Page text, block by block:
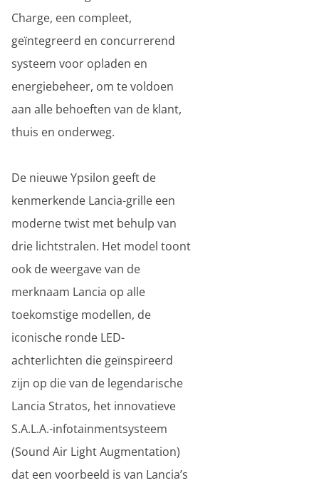
Charge, een compleet,
geïntegreerd en concurrerend
systeem voor opladen en
energiebeheer, om te voldoen
aan alle behoeften van de klant,
thuis en onderweg.
De nieuwe Ypsilon geeft de
kenmerkende Lancia-grille een
moderne twist met behulp van
drie lichtstralen. Het model toont
ook de weergave van de
merknaam Lancia op alle
toekomstige modellen, de
iconische ronde LED-
achterlichten die geïnspireerd
zijn op die van de legendarische
Lancia Stratos, het innovatieve
S.A.L.A.-infotainmentsysteem
(Sound Air Light Augmentation)
dat een voorbeeld is van Lancia’s